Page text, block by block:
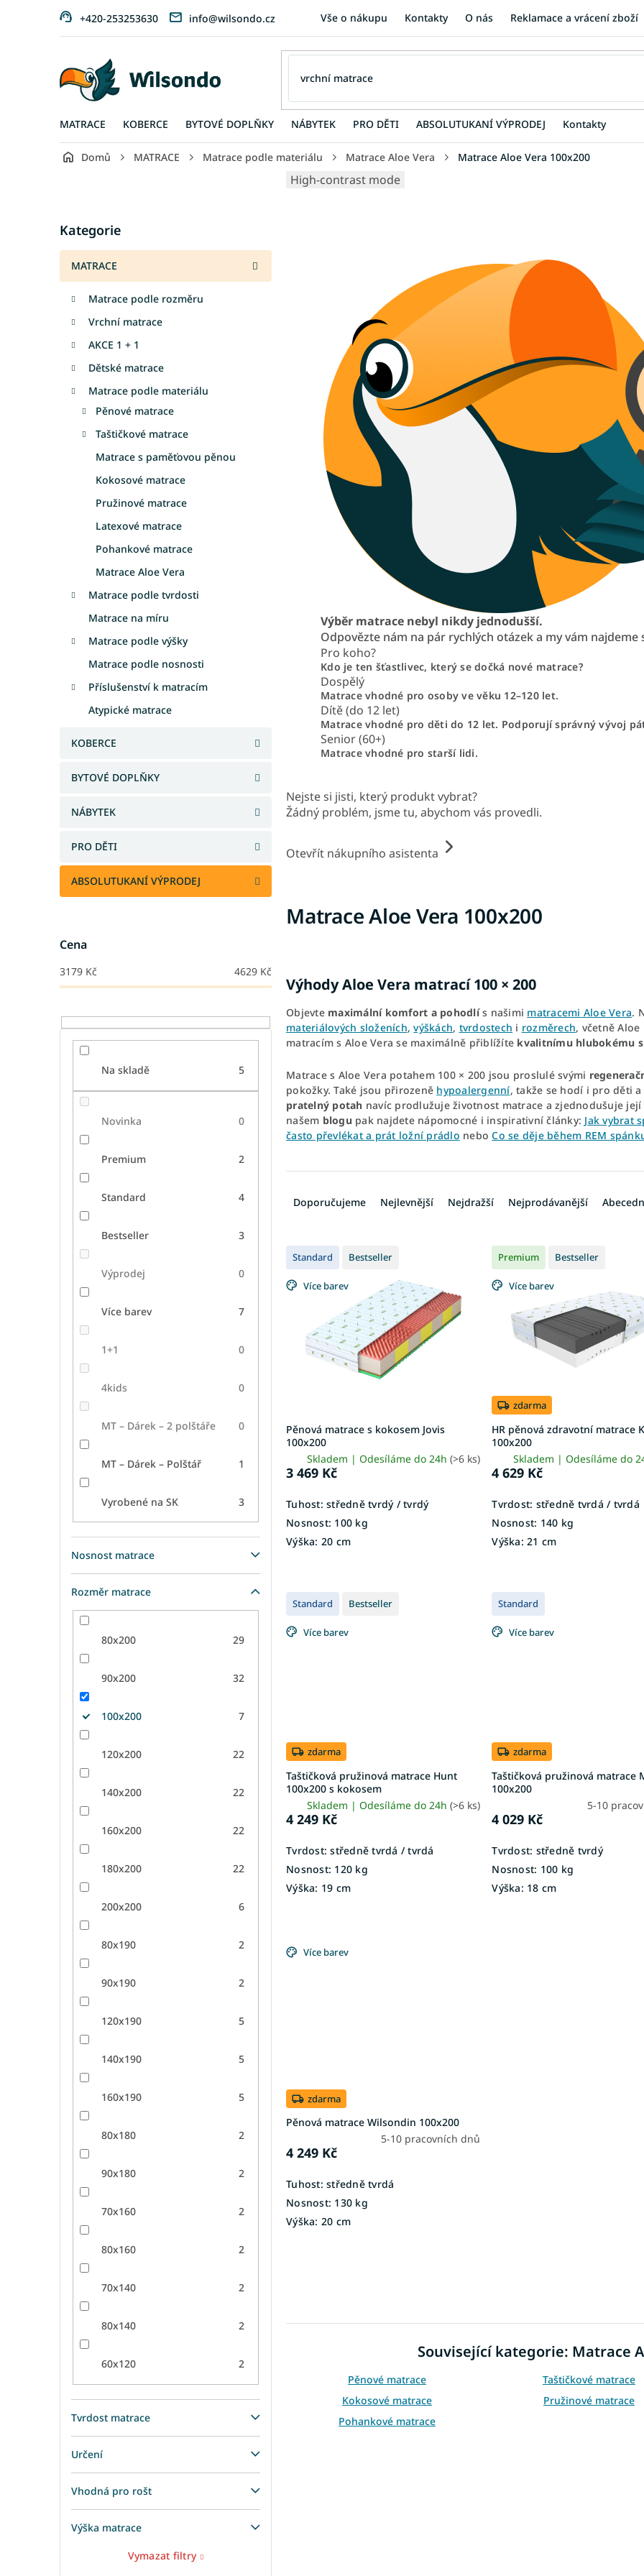
+420-253253630 info@wilsondo.cz Vše o nákupu Kontakty O nás Reklamace a vrácení zboží
MATRACE KOBERCE BYTOVÉ DOPLŇKY NÁBYTEK PRO DĚTI ABSOLUTUKANÍ VÝPRODEJ Kontakty
Domů MATRACE Matrace podle materiálu Matrace Aloe Vera Matrace Aloe Vera 100x200
t
r
a
kategorie
Kategorie
MATRACE
Matrace podle rozměru
Vrchní matrace
AKCE 1 + 1
Dětské matrace
Matrace podle materiálu
Pěnové matrace
Taštičkové matrace
Matrace s paměťovou pěnou
Kokosové matrace
Pružinové matrace
Latexové matrace
Pohankové matrace
Matrace Aloe Vera
Matrace podle tvrdosti
Matrace na míru
Matrace podle výšky
Matrace podle nosnosti
Příslušenství k matracím
Atypické matrace
KOBERCE
BYTOVÉ DOPLŇKY
NÁBYTEK
PRO DĚTI
ABSOLUTUKANÍ VÝPRODEJ
Cena
3179 Kč 4629 Kč
Na skladě 5
Novinka 0
Premium 2
Standard 4
Bestseller 3
Výprodej 0
Více barev 7
1+1 0
4kids 0
MT – Dárek – 2 polštáře 0
MT – Dárek – Polštář 1
Vyrobené na SK 3
Nosnost matrace
Rozměr matrace
80x200 29
90x200 32
100x200 7
120x200 22
140x200 22
160x200 22
180x200 22
200x200 6
80x190 2
90x190 2
120x190 5
140x190 5
160x190 5
80x180 2
90x180 2
70x160 2
80x160 2
70x140 2
80x140 2
60x120 2
Tvrdost matrace
Určení
Vhodná pro rošt
Výška matrace
Vymazat filtry
Matrace Aloe Vera 100x200
High-contrast mode
Výběr matrace nebyl nikdy jednodušší.
Odpovězte nám na pár rychlých otázek a my vám
Pro koho?
Kdo je ten šťastlivec, který se dočká nové matrace?
Dospělý
Matrace vhodné pro osoby ve věku 12–120 let.
Dítě (do 12 let)
Matrace vhodné pro děti do 12 let. Podporují správný vývoj
Senior (60+)
Matrace vhodné pro starší lidi.
Nejste si jisti, který produkt vybrat?
Žádný problém, jsme tu, abychom vás provedli.
Otevřít nákupního asistenta
Výhody Aloe Vera matrací 100 × 200
Objevte maximální komfort a pohodlís našimi matracemi Aloe Vera.
materiálových složeních,výškách, tvrdostech i rozměrech, včetně
matracím s Aloe Vera se maximálně přiblížíte kvalitnímu hlubokému
Matrace s Aloe Vera potahem 100 × 200 jsou proslulé svými
pokožky. Také jsou přirozeně hypoalergenní, takže se hodí i pro děti
pratelný potah navíc prodlužuje životnost matrace a zjednodušuje
našem blogu pak najdete nápomocné i inspirativní články: Jak vybrat
často převlékat a prát ložní prádlo neboCo se děje během REM
n
p
r
Doporučujeme Nejlevnější Nejdražší Nejprodávanější
V
ý
p
i
ů
Standard Bestseller
Více barev
Pěnová matrace s kokosem Jovis
100x200
Skladem | Odesíláme do 24h(>6 ks)
3 469 Kč
Tuhost: středně tvrdý / tvrdý
Nosnost: 100 kg
Výška: 20 cm
Premium Bestseller
Více barev
zdarma
HR pěnová zdravotní matrace
100x200
Skladem | Odesíláme do
4 629 Kč
Tvrdost: středně tvrdá / tvrdá
Nosnost: 140 kg
Výška: 21 cm
Standard Bestseller
Více barev
zdarma
Taštičková pružinová matrace Hunt
100x200 s kokosem
Skladem | Odesíláme do 24h(>6 ks)
4 249 Kč
Tvrdost: středně tvrdá / tvrdá
Nosnost: 120 kg
Výška: 19 cm
Standard
Více barev
zdarma
Taštičková pružinová matrace
100x200
5-10
4 029 Kč
Tvrdost: středně tvrdý
Nosnost: 100 kg
Výška: 18 cm
Více barev
zdarma
Pěnová matrace Wilsondin 100x200
5-10 pracovních dnů
4 249 Kč
Tuhost: středně tvrdá
Nosnost: 130 kg
Výška: 20 cm
á
a
í
p
r
Související kategorie: Matrace
Pěnové matrace Taštičkové matrace
Kokosové matrace
Pružinové matrace
Pohankové matrace